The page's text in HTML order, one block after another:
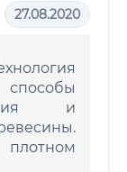
27.08.2020
способы
и